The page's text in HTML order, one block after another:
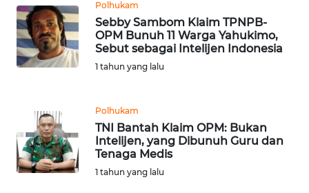
Polhukam
Sebby Sambom Klaim TPNPB-
OPM Bunuh 11 Warga Yahukimo,
Sebut sebagai Intelijen Indonesia
1 tahun yang lalu
Polhukam
TNI Bantah Klaim OPM: Bukan
Intelijen, yang Dibunuh Guru dan
Tenaga Medis
1 tahun yang lalu
PEDOMAN
MEDIA
SIBER
KARIR
DISCLAIMER